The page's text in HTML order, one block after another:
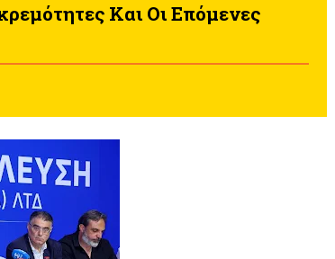
Και Οι Επόμενες